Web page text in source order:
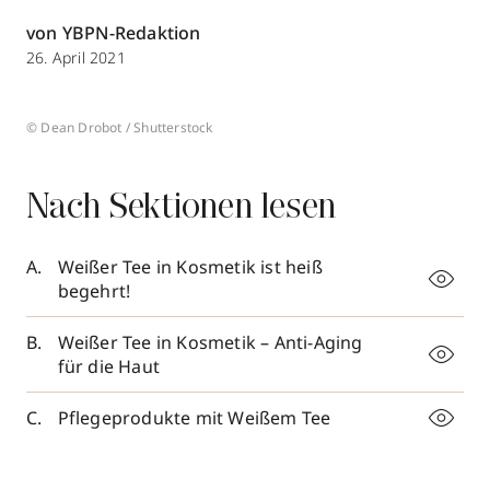
von YBPN-Redaktion
26. April 2021
© Dean Drobot / Shutterstock
Nach Sektionen lesen
Weißer Tee in Kosmetik ist heiß
begehrt!
Weißer Tee in Kosmetik – Anti-Aging
für die Haut
Pflegeprodukte mit Weißem Tee